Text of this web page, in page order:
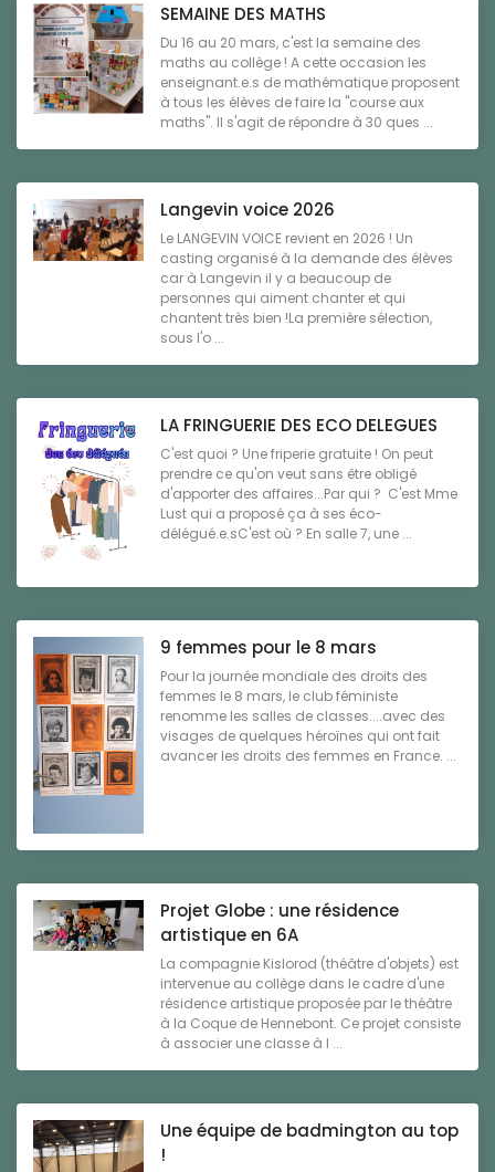
SEMAINE DES MATHS
Du 16 au 20 mars, c'est la semaine des
maths au collège ! A cette occasion les
enseignant.e.s de mathématique proposent
à tous les élèves de faire la "course aux
maths". Il s'agit de répondre à 30 ques ...
Langevin voice 2026
Le LANGEVIN VOICE revient en 2026 ! Un
casting organisé à la demande des élèves
car à Langevin il y a beaucoup de
personnes qui aiment chanter et qui
chantent très bien !La première sélection,
sous l'o ...
LA FRINGUERIE DES ECO DELEGUES
C'est quoi ? Une friperie gratuite ! On peut
prendre ce qu'on veut sans être obligé
d'apporter des affaires...Par qui ? C'est Mme
Lust qui a proposé ça à ses éco-
délégué.e.sC'est où ? En salle 7, une ...
9 femmes pour le 8 mars
Pour la journée mondiale des droits des
femmes le 8 mars, le club féministe
renomme les salles de classes....avec des
visages de quelques héroïnes qui ont fait
avancer les droits des femmes en France. ...
Projet Globe : une résidence
artistique en 6A
La compagnie Kislorod (théâtre d'objets) est
intervenue au collège dans le cadre d'une
résidence artistique proposée par le théâtre
à la Coque de Hennebont. Ce projet consiste
à associer une classe à l ...
Une équipe de badmington au top
!